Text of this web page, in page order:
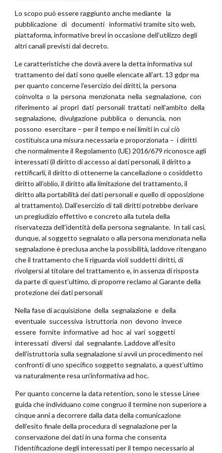
Lo scopo può essere raggiunto anche mediante la
pubblicazione di documenti informativi tramite sito web,
piattaforma, informative brevi in occasione dell’utilizzo degli
altri canali previsti dal decreto.
Le caratteristiche che dovrà avere la detta informativa sul
trattamento dei dati sono quelle elencate all’art. 13 gdpr ma
per quanto concerne l’esercizio dei diritti, la persona
coinvolta o la persona menzionata nella segnalazione, con
riferimento ai propri dati personali trattati nell’ambito della
segnalazione, divulgazione pubblica o denuncia, non
possono esercitare – per il tempo e nei limiti in cui ciò
costituisca una misura necessaria e proporzionata – i diritti
che normalmente il Regolamento (UE) 2016/679 riconosce agli
interessati (il diritto di accesso ai dati personali, il diritto a
rettificarli, il diritto di ottenerne la cancellazione o cosiddetto
diritto all’oblio, il diritto alla limitazione del trattamento, il
diritto alla portabilità dei dati personali e quello di opposizione
al trattamento). Dall’esercizio di tali diritti potrebbe derivare
un pregiudizio effettivo e concreto alla tutela della
riservatezza dell’identità della persona segnalante. In tali casi,
dunque, al soggetto segnalato o alla persona menzionata nella
segnalazione è preclusa anche la possibilità, laddove ritengano
che il trattamento che li riguarda violi suddetti diritti, di
rivolgersi al titolare del trattamento e, in assenza di risposta
da parte di quest’ultimo, di proporre reclamo al Garante della
protezione dei dati personali
Nella fase di acquisizione della segnalazione e della
eventuale successiva istruttoria non devono invece
essere fornite informative ad hoc ai vari soggetti
interessati diversi dal segnalante. Laddove all’esito
dell’istruttoria sulla segnalazione si avvii un procedimento nei
confronti di uno specifico soggetto segnalato, a quest’ultimo
va naturalmente resa un’informativa ad hoc.
Per quanto concerne la data retention, sono le stesse Linee
guida che individuano come congruo il termine non superiore a
cinque anni a decorrere dalla data della comunicazione
dell’esito finale della procedura di segnalazione per la
conservazione dei dati in una forma che consenta
l’identificazione degli interessati per il tempo necessario al